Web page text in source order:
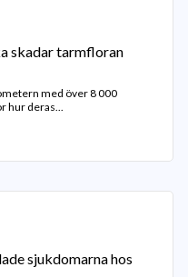
skadar tarmfloran
med över 8 000
hur deras...
sjukdomarna hos